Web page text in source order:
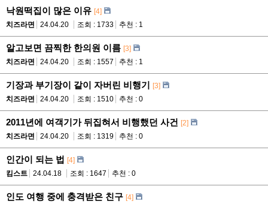
낙원떡집이 많은 이유 [4]
치즈라면
24.04.20 조회 : 1733 추천 : 1
알고보면 끔찍한 한의원 이름 [3]
치즈라면
24.04.20 조회 : 1557 추천 : 1
기장과 부기장이 같이 자버린 비행기 [3]
치즈라면
24.04.20 조회 : 1510 추천 : 0
2011년에 여객기가 뒤집혀서 비행했던 사건 [2]
치즈라면
24.04.20 조회 : 1319 추천 : 0
인간이 되는 법 [4]
킴스트
24.04.18 조회 : 1647 추천 : 0
인도 여행 중에 충격받은 친구 [4]